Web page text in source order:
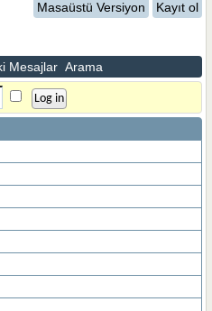
Masaüstü Versiyon Kayıt ol
Mesajlar Arama